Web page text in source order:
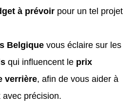
à prévoir pour un tel projet
Belgique vous éclaire sur les
qui influencent le prix
verrière, afin de vous aider à
précision.